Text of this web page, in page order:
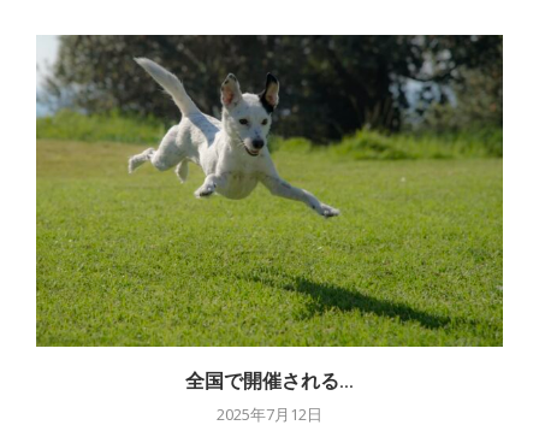
全国で開催される...
2025年7月12日